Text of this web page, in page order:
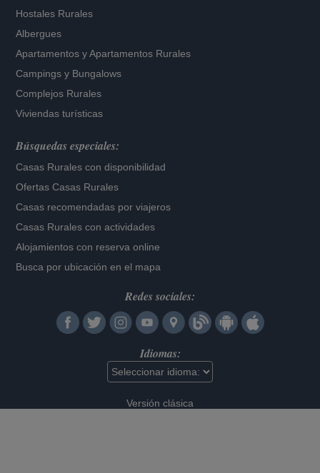
Hostales Rurales
Albergues
Apartamentos yApartamentos Rurales
Campings y Bungalows
Complejos Rurales
Viviendas turísticas
Búsquedas especiales:
Casas Rurales con disponibilidad
Ofertas Casas Rurales
Casas recomendadas por viajeros
Casas Rurales con actividades
Alojamientos con reserva online
Busca por ubicación en el mapa
Redes sociales:
Idiomas:
Versión clásica